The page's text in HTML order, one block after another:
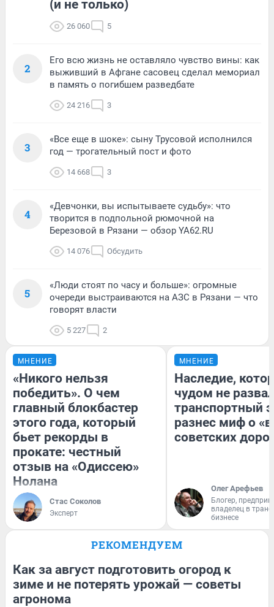
(и не только)
26 060 5
2
Его всю жизнь не оставляло чувство вины: как
выживший в Афгане сасовец сделал мемориал
в память о погибшем разведбате
24 216 3
3
«Все еще в шоке»: сыну Трусовой исполнился
год — трогательный пост и фото
14 668 3
4
«Девчонки, вы испытываете судьбу»: что
творится в подпольной рюмочной на
Березовой в Рязани — обзор YA62.RU
14 076 Обсудить
5
«Люди стоят по часу и больше»: огромные
очереди выстраиваются на АЗС в Рязани — что
говорят власти
5 227 2
МНЕНИЕ
«Никого нельзя
победить». О чем
главный блокбастер
этого года, который
бьет рекорды в
прокате: честный
отзыв на «Одиссею»
Нолана
Стас Соколов
Эксперт
МНЕНИЕ
Наследие,
чудом не
транспортный
разнес миф о
советских
Олег Арефьев
Блогер,
владелец в
бизнесе
РЕКОМЕНДУЕМ
Как за август подготовить огород к
зиме и не потерять урожай — советы
агронома